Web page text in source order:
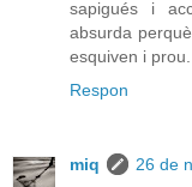
sapigués i
absurda
esquiven i prou.
Respon
miq
26 de